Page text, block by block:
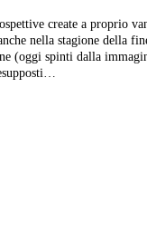
create a proprio
nella stagione della
(oggi spinti dalla